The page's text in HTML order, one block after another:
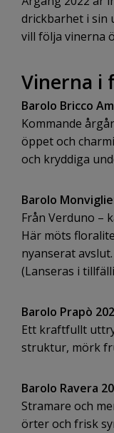
drickbarhet i sin
vill följa vinerna
Vinerna i
Barolo Bricco
Kommande
öppet och
och kryddiga
Barolo
Från Verduno –
Här möts
nyanserat avslut.
(Lanseras i
Barolo Prapò
Ett kraftfullt
struktur, mörk
Barolo Ravera
Stramare och
örter och frisk